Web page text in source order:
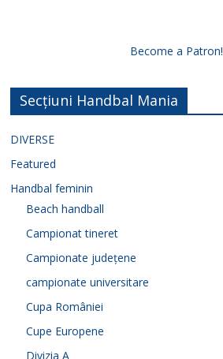
Become a Patron!
Secțiuni Handbal Mania
DIVERSE
Featured
Handbal feminin
Beach handball
Campionat tineret
Campionate județene
campionate universitare
Cupa României
Cupe Europene
Divizia A